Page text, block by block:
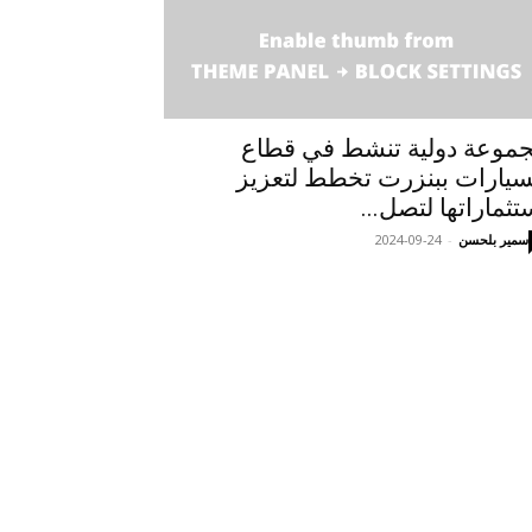
دولية تنشط في قطاع
ببنزرت تخطط لتعزيز
لتصل...
سمير بلحسن -
2024-09-24